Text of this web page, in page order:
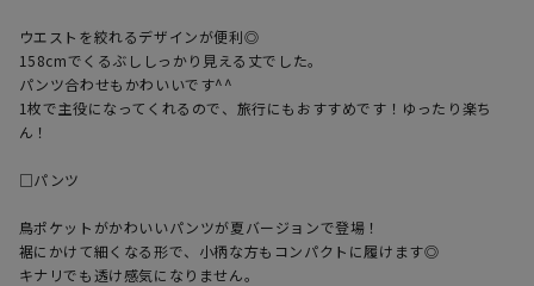
ウエストを絞れるデザインが便利◎
158cmでくるぶししっかり見える丈でした。
パンツ合わせもかわいいです^^
1枚で主役になってくれるので、旅行にもおすすめです！ゆったり楽ち
ん！
□パンツ
鳥ポケットがかわいいパンツが夏バージョンで登場！
裾にかけて細くなる形で、小柄な方もコンパクトに履けます◎
キナリでも透け感気になりません。